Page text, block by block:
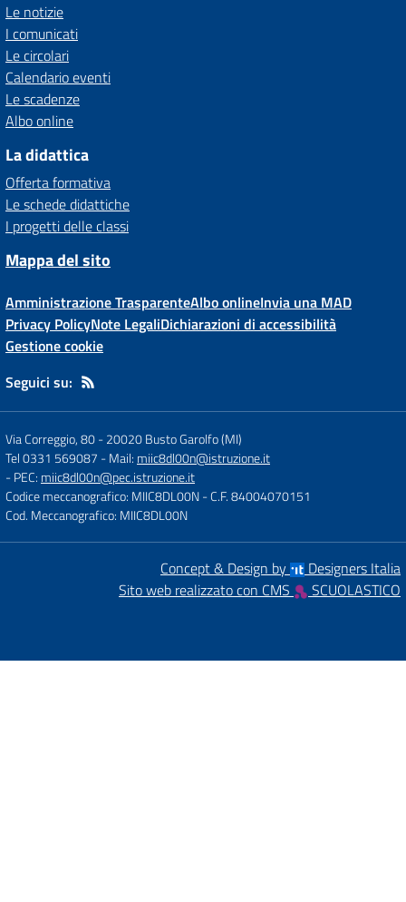
Le notizie
I comunicati
Le circolari
Calendario eventi
Le scadenze
Albo online
La didattica
Offerta formativa
Le schede didattiche
I progetti delle classi
Mappa del sito
Amministrazione TrasparenteAlbo onlineInvia una MAD
Privacy PolicyNote LegaliDichiarazioni di accessibilità
Gestione cookie
Seguici su:
Via Correggio, 80-20020 Busto Garolfo (MI)
Tel 0331 569087 - Mail: miic8dl00n@istruzione.it
- PEC: miic8dl00n@pec.istruzione.it
Codice meccanografico: MIIC8DL00N- C.F. 84004070151
Cod. Meccanografico: MIIC8DL00N
Concept & Design by
Designers Italia
Sito web realizzato con CMS
SCUOLASTICO